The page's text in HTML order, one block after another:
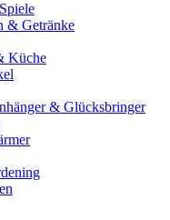
& Getränke
Küche
& Glücksbringer